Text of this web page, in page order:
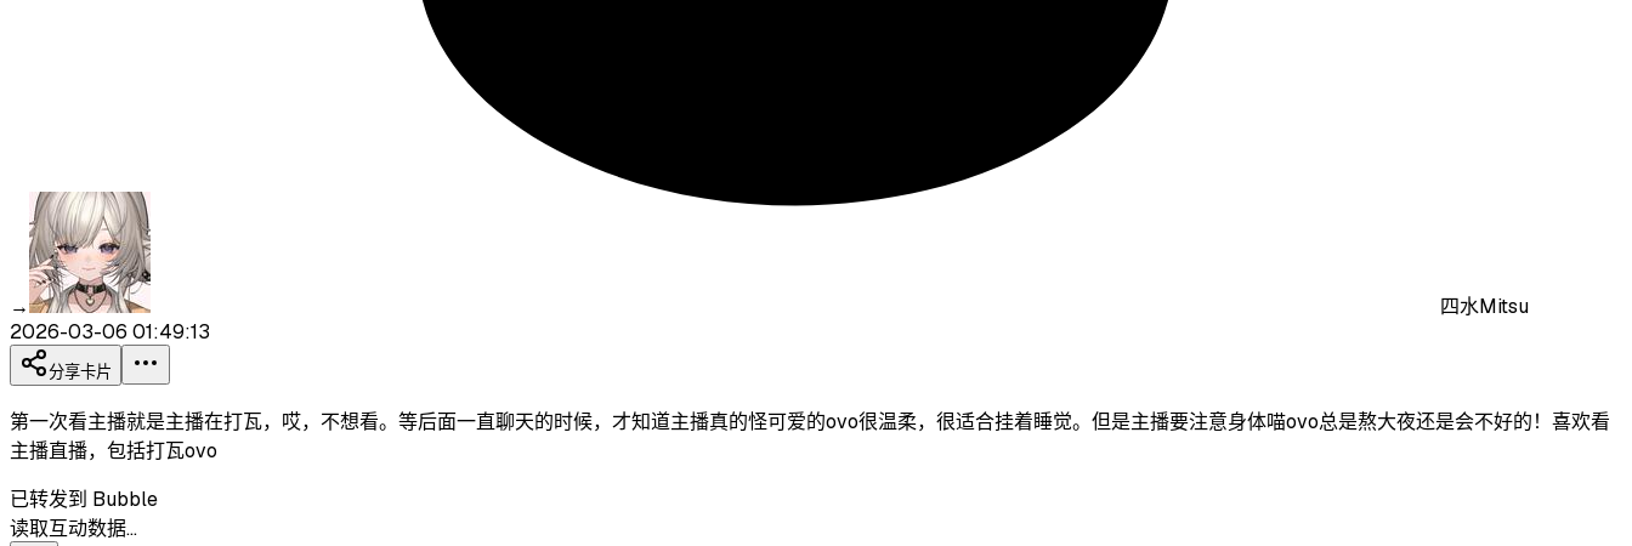
→
四水Mitsu
2026-03-06 01:49:13
分享卡片
第一次看主播就是主播在打瓦，哎，不想看。等后面一直聊天的时候，才知道主播真的怪可爱的ovo很温柔，很适合挂着睡觉。但是主播要注意身体喵ovo总是熬大夜还是会不好的！喜欢看
主播直播，包括打瓦ovo
已转发到 Bubble
读取互动数据…